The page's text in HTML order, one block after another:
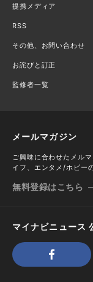
提携メディア
RSS
その他、お問い合わせ
お詫びと訂正
監修者一覧
メールマガジン
ご興味に合わせたメル
イフ、エンタメ/ホビー
無料登録はこちら
マイナビニュース